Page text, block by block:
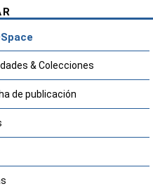
& Colecciones
de publicación